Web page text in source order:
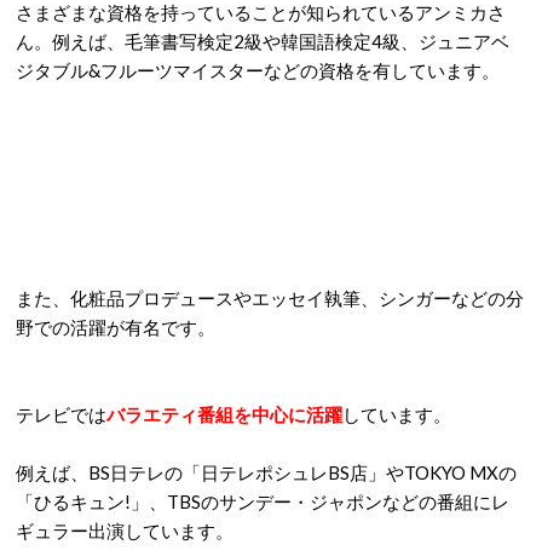
さまざまな資格を持っていることが知られているアンミカさ
ん。例えば、毛筆書写検定2級や韓国語検定4級、ジュニアベ
ジタブル&フルーツマイスターなどの資格を有しています。
また、化粧品プロデュースやエッセイ執筆、シンガーなどの分
野での活躍が有名です。
テレビではバラエティ番組を中心に活躍しています。
例えば、BS日テレの「日テレポシュレBS店」やTOKYO MXの
「ひるキュン!」、TBSのサンデー・ジャポンなどの番組にレ
ギュラー出演しています。